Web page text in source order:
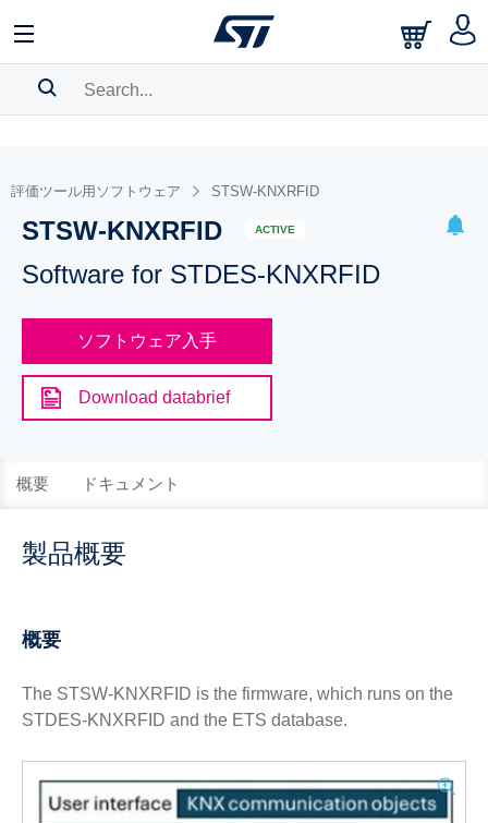
BOOKMARK
Pleaselog into show your saved searches.
評価ツール用ソフトウェア STSW-KNXRFID
STSW-KNXRFID ACTIVE
Software for STDES-KNXRFID
ソフトウェア入手
Download databrief
概要 ドキュメント
製品概要
概要
The STSW-KNXRFID is the firmware, which runs on the
STDES-KNXRFID and the ETS database.